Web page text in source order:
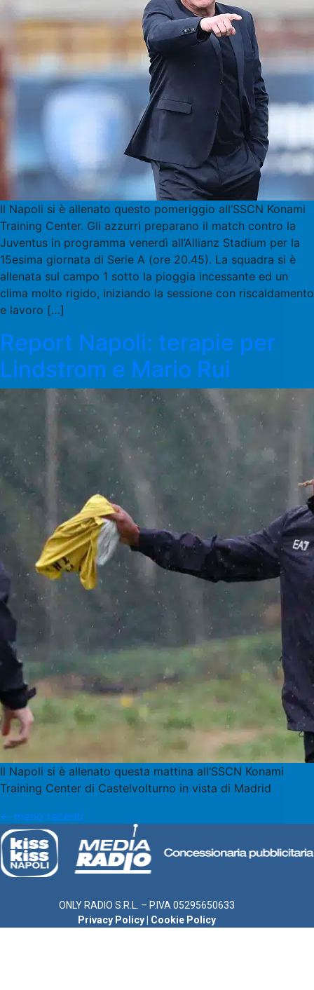
Il Napoli si è allenato questo pomeriggio all’SSCN Konami
Training Center. Gli azzurri preparano il match contro la
Juventus in programma venerdì all’Allianz Stadium per la
15esima giornata di Serie A (ore 20.45). La squadra si è
allenata sul campo 1 sotto la pioggia incessante ed un
clima molto rigido, iniziando la sessione con riscaldamento
e lavoro […]
Report Napoli: terapie per
Lindstrom e Mario Rui
Il Napoli si è allenato questa mattina all’SSCN Konami
Training Center di Castelvolturno in vista di Madrid
← meno recenti
ONLY RADIO S.R.L. – P.IVA 05295650633
Privacy Policy
Cookie Policy